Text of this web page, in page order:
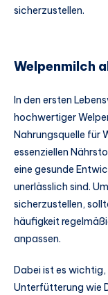
sicherzustellen.
Welpenmilch
In den ersten
hochwertiger
Nahrungsquelle für
essenziellen
eine gesunde
unerlässlich sind.
sicherzustellen,
häufigkeit
anpassen.
Dabei ist es
Unterfütterung wie